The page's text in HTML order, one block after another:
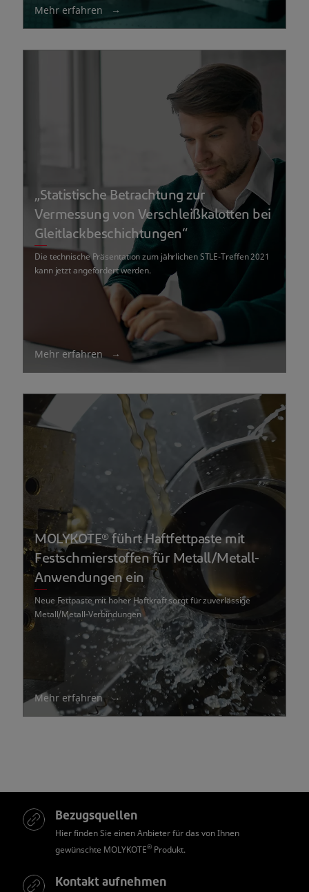
Mehr erfahren
„Statistische Betrachtung zur
Vermessung von Verschleißkalotten bei
Gleitlackbeschichtungen“
Die technische Präsentation zum jährlichen STLE-Treffen 2021
kann jetzt angefordert werden.
Mehr erfahren
MOLYKOTE® führt Haftfettpaste mit
Festschmierstoffen für Metall/Metall-
Anwendungen ein
Neue Fettpaste mit hoher Haftkraft sorgt für zuverlässige
Metall/Metall-Verbindungen
Mehr erfahren
Bezugsquellen
Hier finden Sie einen Anbieter für das von Ihnen
gewünschte MOLYKOTE® Produkt.
Kontakt aufnehmen